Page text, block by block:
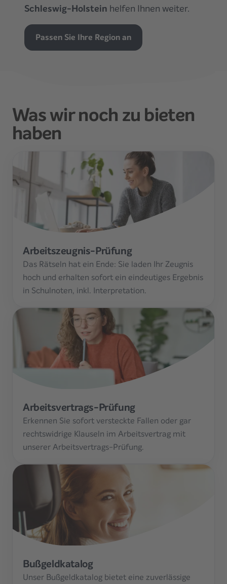
Schleswig-Holstein helfen Ihnen weiter.
Passen Sie Ihre Region an
Was wir noch zu bieten
haben
Arbeitszeugnis-Prüfung
Das Rätseln hat ein Ende: Sie laden Ihr Zeugnis
hoch und erhalten sofort ein eindeutiges Ergebnis
in Schulnoten, inkl. Interpretation.
Arbeitsvertrags-Prüfung
Erkennen Sie sofort versteckte Fallen oder gar
rechtswidrige Klauseln im Arbeitsvertrag mit
unserer Arbeitsvertrags-Prüfung.
Bußgeldkatalog
Unser Bußgeldkatalog bietet eine zuverlässige